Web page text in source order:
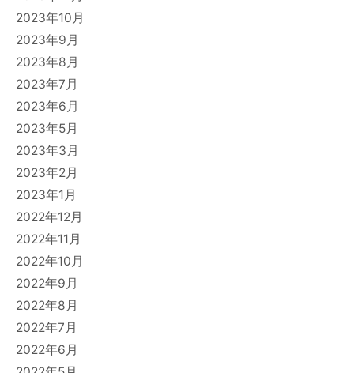
2023年10月
2023年9月
2023年8月
2023年7月
2023年6月
2023年5月
2023年3月
2023年2月
2023年1月
2022年12月
2022年11月
2022年10月
2022年9月
2022年8月
2022年7月
2022年6月